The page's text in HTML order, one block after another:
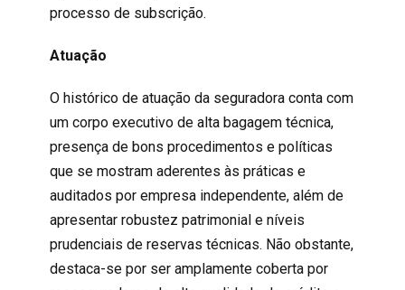
processo de subscrição.
Atuação
O histórico de atuação da seguradora conta com
um corpo executivo de alta bagagem técnica,
presença de bons procedimentos e políticas
que se mostram aderentes às práticas e
auditados por empresa independente, além de
apresentar robustez patrimonial e níveis
prudenciais de reservas técnicas. Não obstante,
destaca-se por ser amplamente coberta por